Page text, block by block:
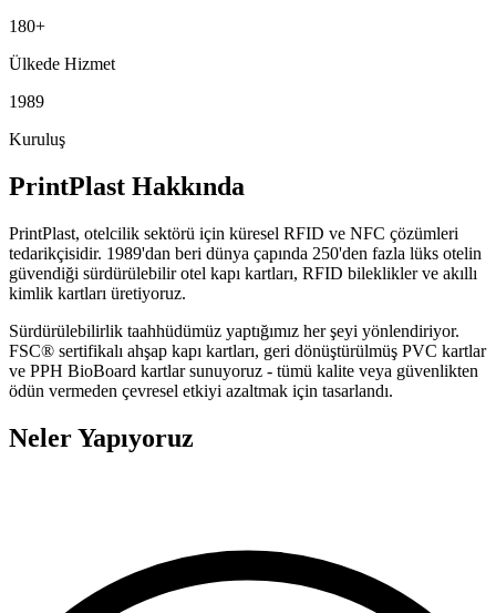
180+
Ülkede Hizmet
1989
Kuruluş
PrintPlast Hakkında
PrintPlast, otelcilik sektörü için küresel RFID ve NFC çözümleri
tedarikçisidir. 1989'dan beri dünya çapında 250'den fazla lüks otelin
güvendiği sürdürülebilir otel kapı kartları, RFID bileklikler ve akıllı
kimlik kartları üretiyoruz.
Sürdürülebilirlik taahhüdümüz yaptığımız her şeyi yönlendiriyor.
FSC® sertifikalı ahşap kapı kartları, geri dönüştürülmüş PVC kartlar
ve PPH BioBoard kartlar sunuyoruz - tümü kalite veya güvenlikten
ödün vermeden çevresel etkiyi azaltmak için tasarlandı.
Neler Yapıyoruz